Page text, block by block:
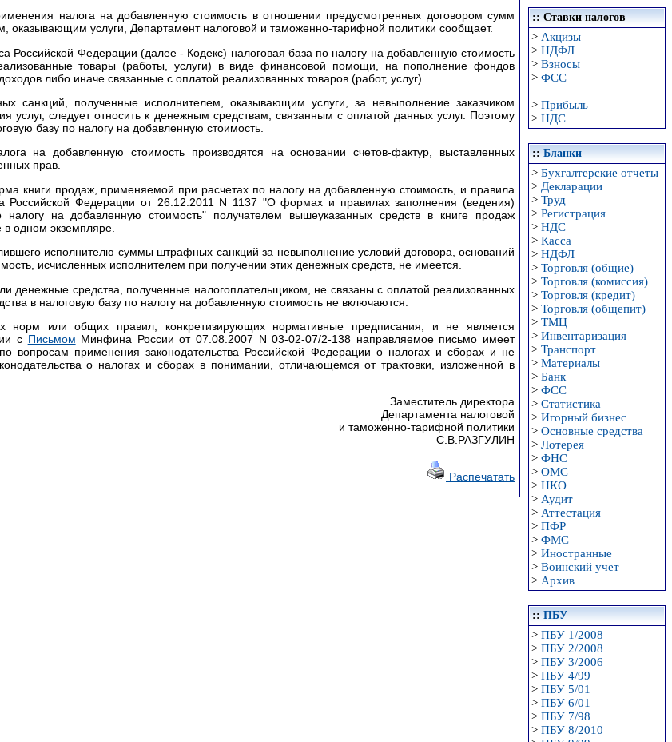
налога на добавленную стоимость в отношении предусмотренных договором сумм
оказывающим услуги, Департамент налоговой и таможенно-тарифной политики сообщает.
Российской Федерации (далее - Кодекс) налоговая база по налогу на добавленную стоимость
товары (работы, услуги) в виде финансовой помощи, на пополнение фондов
либо иначе связанные с оплатой реализованных товаров (работ, услуг).
полученные исполнителем, оказывающим услуги, за невыполнение заказчиком
услуг, следует относить к денежным средствам, связанным с оплатой данных услуг. Поэтому
базу по налогу на добавленную стоимость.
на добавленную стоимость производятся на основании счетов-фактур, выставленных
прав.
книги продаж, применяемой при расчетах по налогу на добавленную стоимость, и правила
Российской Федерации от 26.12.2011 N 1137 "О формах и правилах заполнения (ведения)
на добавленную стоимость" получателем вышеуказанных средств в книге продаж
в одном экземпляре.
исполнителю суммы штрафных санкций за невыполнение условий договора, оснований
исчисленных исполнителем при получении этих денежных средств, не имеется.
денежные средства, полученные налогоплательщиком, не связаны с оплатой реализованных
в налоговую базу по налогу на добавленную стоимость не включаются.
норм или общих правил, конкретизирующих нормативные предписания, и не является
с Письмом Минфина России от 07.08.2007 N 03-02-07/2-138 направляемое письмо имеет
вопросам применения законодательства Российской Федерации о налогах и сборах и не
о налогах и сборах в понимании, отличающемся от трактовки, изложенной в
Заместитель директора
Департамента налоговой
и таможенно-тарифной политики
С.В.РАЗГУЛИН
Распечатать
:: Ставки налогов
> Акцизы
> НДФЛ
> Взносы
> ФСС
> Прибыль
> НДС
::Бланки
> Бухгалтерские отчеты
> Декларации
> Труд
> Регистрация
> НДС
> Касса
> НДФЛ
> Торговля (общие)
> Торговля (комиссия)
> Торговля (кредит)
> Торговля (общепит)
> ТМЦ
> Инвентаризация
> Транспорт
> Материалы
> Банк
> ФСС
> Статистика
> Игорный бизнес
> Основные средства
> Лотерея
> ФНС
> ОМС
> НКО
> Аудит
> Аттестация
> ПФР
> ФМС
> Иностранные
> Воинский учет
> Архив
::ПБУ
> ПБУ 1/2008
> ПБУ 2/2008
> ПБУ 3/2006
> ПБУ 4/99
> ПБУ 5/01
> ПБУ 6/01
> ПБУ 7/98
> ПБУ 8/2010